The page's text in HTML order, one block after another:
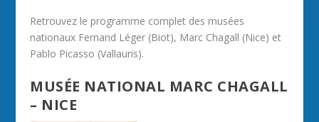
Retrouvez le programme complet des musées
nationaux Fernand Léger (Biot), Marc Chagall (Nice) et
Pablo Picasso (Vallauris).
MUSÉE NATIONAL MARC CHAGALL
– NICE